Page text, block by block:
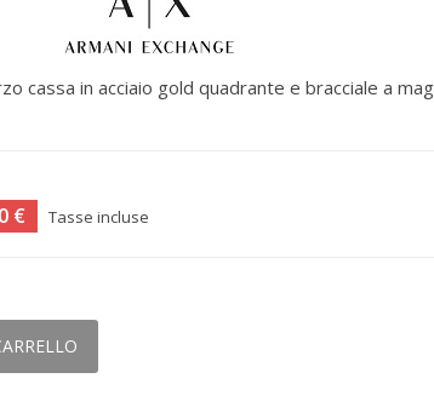
cassa in acciaio gold quadrante e bracciale a
€ Tasse incluse